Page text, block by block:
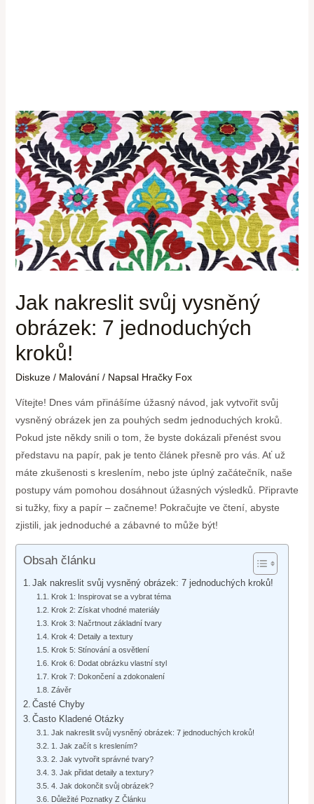
Jak nakreslit svůj vysněný
obrázek: 7 jednoduchých
kroků!
Diskuze / Malování/ Napsal Hračky Fox
Vítejte! Dnes vám přinášíme úžasný návod, jak vytvořit svůj
vysněný obrázek jen za pouhých sedm jednoduchých kroků.
Pokud jste někdy snili o tom, že byste dokázali přenést svou
představu na papír, pak je tento článek přesně pro vás. Ať už
máte zkušenosti s kreslením, nebo jste úplný začátečník, naše
postupy vám pomohou dosáhnout úžasných výsledků. Připravte
si tužky, fixy a papír – začneme! Pokračujte ve čtení, abyste
zjistili, jak jednoduché a zábavné to může být!
Obsah článku
Jak nakreslit svůj vysněný obrázek: 7 jednoduchých kroků!
Krok 1: Inspirovat se a vybrat téma
Krok 2: Získat vhodné materiály
Krok 3: Načrtnout základní tvary
Krok 4: Detaily a textury
Krok 5: Stínování a osvětlení
Krok 6: Dodat obrázku vlastní styl
Krok 7: Dokončení a zdokonalení
Závěr
Časté Chyby
Často Kladené Otázky
Jak nakreslit svůj vysněný obrázek: 7 jednoduchých kroků!
1. Jak začít s kreslením?
2. Jak vytvořit správné tvary?
3. Jak přidat detaily a textury?
4. Jak dokončit svůj obrázek?
Důležité Poznatky Z Článku